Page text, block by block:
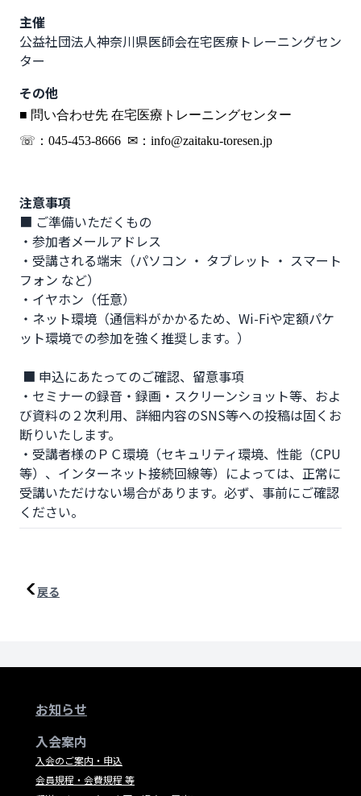
主催
公益社団法人神奈川県医師会在宅医療トレーニングセン
ター
その他
■ 問い合わせ先 在宅医療トレーニングセンター
☏：045-453-8666 ✉：info@zaitaku-toresen.jp
注意事項
■ ご準備いただくもの
・参加者メールアドレス
・受講される端末（パソコン ・ タブレット ・ スマート
フォン など）
・イヤホン（任意）
・ネット環境（通信料がかかるため、Wi-Fiや定額パケ
ット環境での参加を強く推奨します。）
・セミナーの録音・録画・スクリーンショット等、およ
び資料の２次利用、詳細内容のSNS等への投稿は固くお
断りいたします。
・受講者様のＰＣ環境（セキュリティ環境、性能（CPU
等）、インターネット接続回線等）によっては、正常に
受講いただけない場合があります。必ず、事前にご確認
ください。
戻る
お知らせ
入会案内
入会のご案内・申込
会員規程・会費規程 等